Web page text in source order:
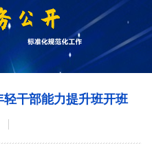
轻干部能力提升班开班